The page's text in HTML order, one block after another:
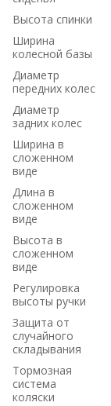
Высота спинки
Ширина
колесной базы
Диаметр
передних колес
Диаметр
задних колес
Ширина в
сложенном
виде
Длина в
сложенном
виде
Высота в
сложенном
виде
Регулировка
высоты ручки
Защита от
случайного
складывания
Тормозная
система
коляски